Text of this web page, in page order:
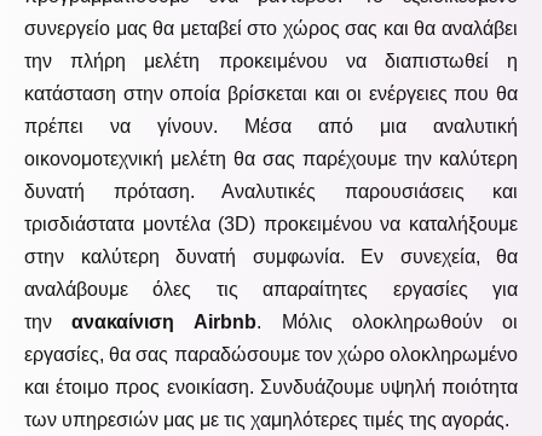
συνεργείο μας θα μεταβεί στο χώρος σας και θα αναλάβει
την πλήρη μελέτη προκειμένου να διαπιστωθεί η
κατάσταση στην οποία βρίσκεται και οι ενέργειες που θα
πρέπει να γίνουν. Μέσα από μια αναλυτική
οικονομοτεχνική μελέτη θα σας παρέχουμε την καλύτερη
δυνατή πρόταση. Αναλυτικές παρουσιάσεις και
τρισδιάστατα μοντέλα (3D) προκειμένου να καταλήξουμε
στην καλύτερη δυνατή συμφωνία. Εν συνεχεία, θα
αναλάβουμε όλες τις απαραίτητες εργασίες για
τηνανακαίνιση Airbnb. Μόλις ολοκληρωθούν οι
εργασίες, θα σας παραδώσουμε τον χώρο ολοκληρωμένο
και έτοιμο προς ενοικίαση. Συνδυάζουμε υψηλή ποιότητα
των υπηρεσιών μας με τις χαμηλότερες τιμές της αγοράς.